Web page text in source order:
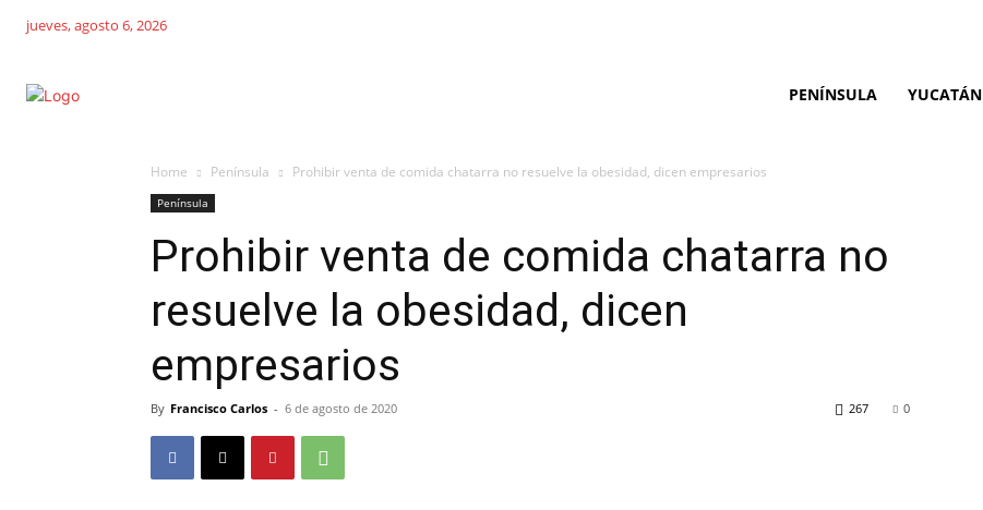
jueves, agosto 6, 2026
PENÍNSULA YUCATÁN
Home Península Prohibir venta de comida chatarra no resuelve la obesidad, dicen empresarios
Península
Prohibir venta de comida chatarra no
resuelve la obesidad, dicen
empresarios
By Francisco Carlos - 6 de agosto de 2020 0
267